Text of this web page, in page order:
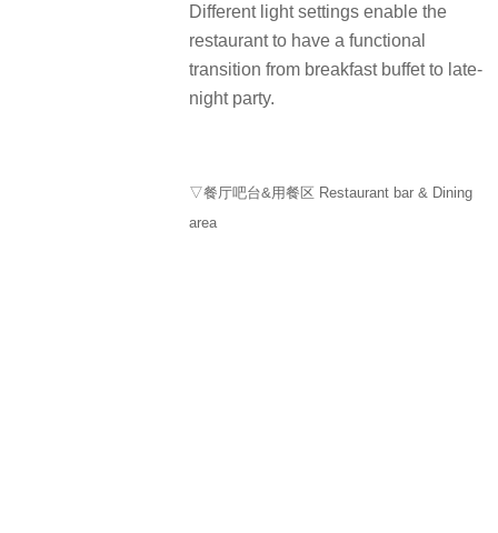
Different light settings enable the
restaurant to have a functional
transition from breakfast buffet to late-
night party.
▽餐厅吧台&用餐区 Restaurant bar & Dining
area